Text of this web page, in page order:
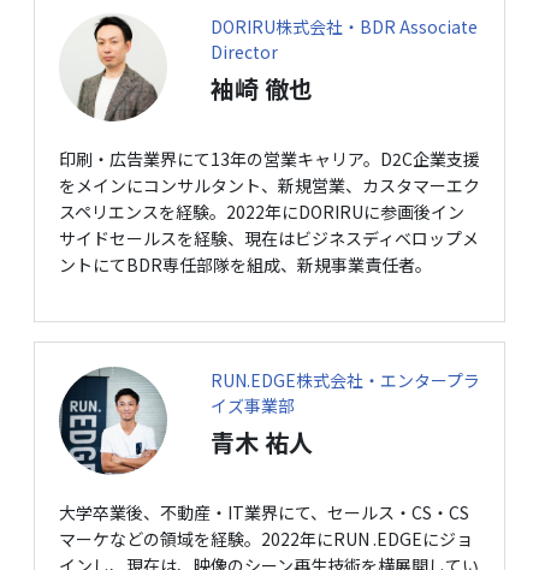
DORIRU株式会社・BDR Associate
Director
袖崎 徹也
印刷・広告業界にて13年の営業キャリア。D2C企業支援
をメインにコンサルタント、新規営業、カスタマーエク
スペリエンスを経験。2022年にDORIRUに参画後イン
サイドセールスを経験、現在はビジネスディベロップメ
ントにてBDR専任部隊を組成、新規事業責任者。
RUN.EDGE株式会社・エンタープラ
イズ事業部
青木 祐人
大学卒業後、不動産・IT業界にて、セールス・CS・CS
マーケなどの領域を経験。2022年にRUN .EDGEにジョ
インし、現在は、映像のシーン再生技術を横展開してい